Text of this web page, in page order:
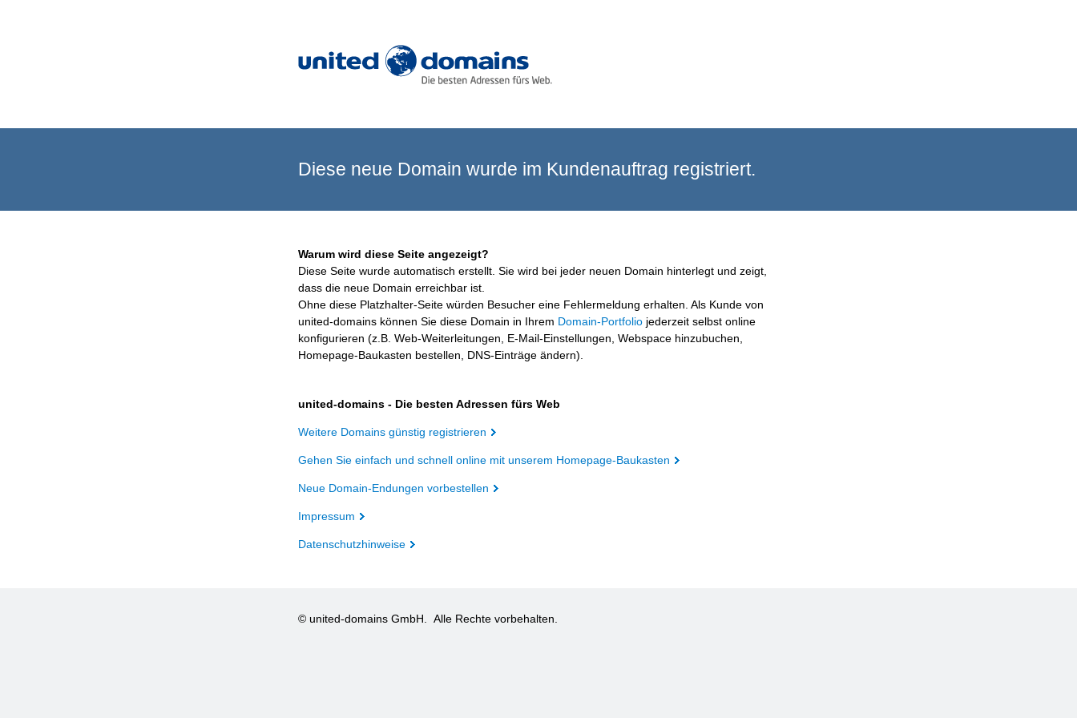
Diese neue Domain wurde im Kundenauftrag registriert.
Warum wird diese Seite angezeigt?
Diese Seite wurde automatisch erstellt. Sie wird bei jeder neuen Domain hinterlegt und zeigt,
dass die neue Domain erreichbar ist.
Ohne diese Platzhalter-Seite würden Besucher eine Fehlermeldung erhalten. Als Kunde von
united-domains können Sie diese Domain in Ihrem Domain-Portfolio jederzeit selbst online
konfigurieren (z.B. Web-Weiterleitungen, E-Mail-Einstellungen, Webspace hinzubuchen,
Homepage-Baukasten bestellen, DNS-Einträge ändern).
united-domains - Die besten Adressen fürs Web
Weitere Domains günstig registrieren
Gehen Sie einfach und schnell online mit unserem Homepage-Baukasten
Neue Domain-Endungen vorbestellen
Impressum
Datenschutzhinweise
© united-domains GmbH. Alle Rechte vorbehalten.